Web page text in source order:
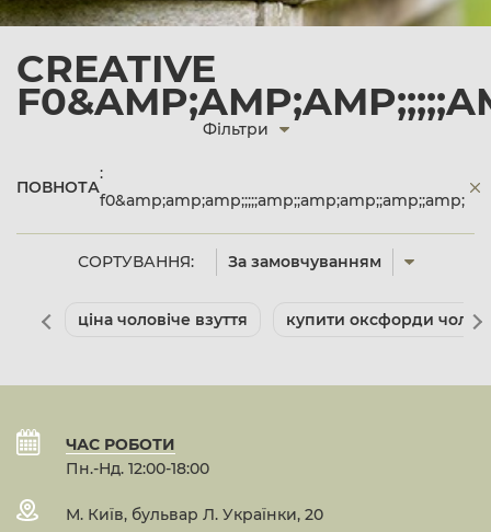
CREATIVE
СОРТУВАННЯ: За замовчуванням
Фільтри
ПОВНОТА
:
f0&amp;amp;amp;;;;;amp;;amp;amp;;amp;;amp;
ціна чоловіче взуття купити оксфорди
ЧАС РОБОТИ
Пн.-Нд. 12:00-18:00
М. Київ, бульвар Л. Українки, 20